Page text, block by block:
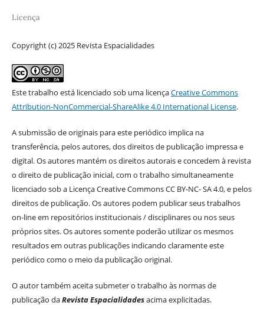
Licença
Copyright (c) 2025 Revista Espacialidades
Este trabalho está licenciado sob uma licençaCreative Commons
Attribution-NonCommercial-ShareAlike 4.0 International License.
A submissão de originais para este periódico implica na
transferência, pelos autores, dos direitos de publicação impressa e
digital. Os autores mantém os direitos autorais e concedem à revista
o direito de publicação inicial, com o trabalho simultaneamente
licenciado sob a Licença Creative Commons CC BY-NC- SA 4.0, e pelos
direitos de publicação. Os autores podem publicar seus trabalhos
on-line em repositórios institucionais / disciplinares ou nos seus
próprios sites. Os autores somente poderão utilizar os mesmos
resultados em outras publicações indicando claramente este
periódico como o meio da publicação original.
O autor também aceita submeter o trabalho às normas de
publicação daRevista Espacialidadesacima explicitadas.